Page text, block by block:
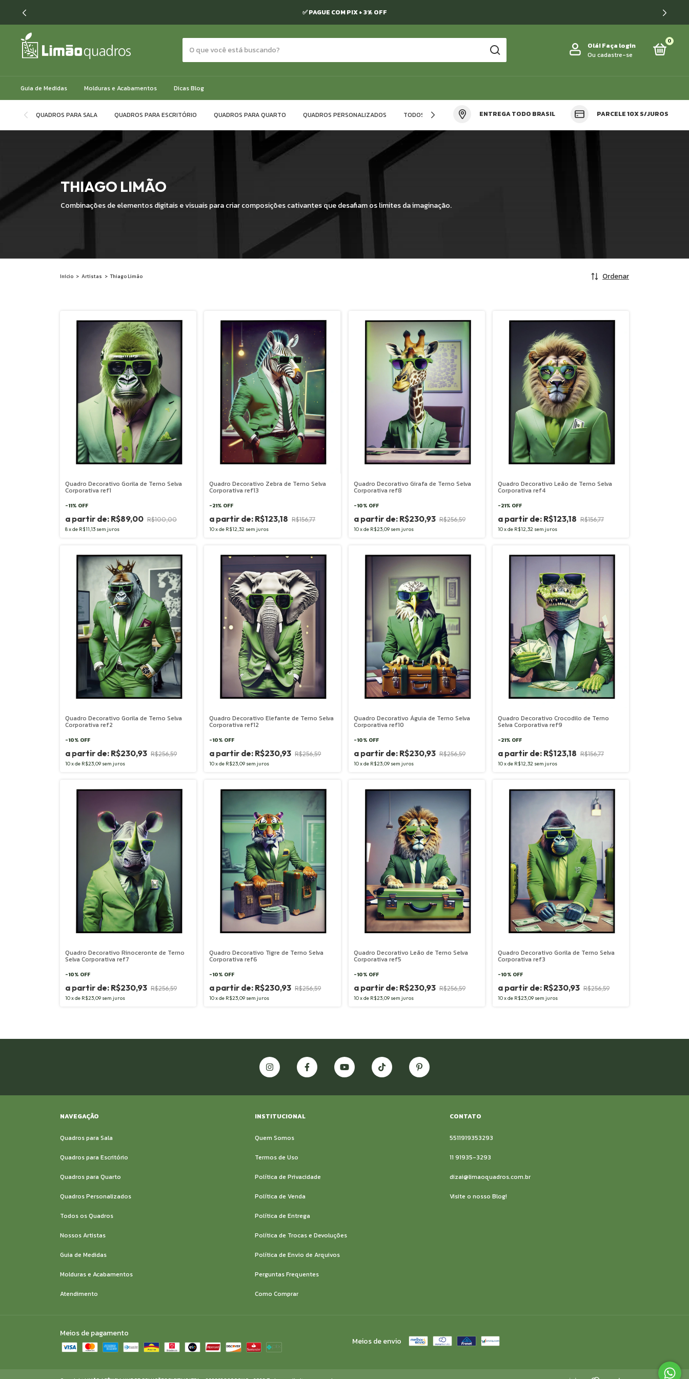
✅ FRETE GRÁTIS: SÃO PAULO, MINAS GERAIS, RIO DE JANEIRO E ESPÍRITO SANTO.😍 SEM VALOR MÍNIMO.
Olá!Faça login
Ou cadastre-se
0
Guia de Medidas Molduras e Acabamentos Dicas Blog
QUADROS PARA SALA QUADROS PARA ESCRITÓRIO QUADROS PARA QUARTO QUADROS PERSONALIZADOS TODOS OS QUADROS ENTREGA TODO BRASIL PARCELE 10X S/JUROS
THIAGO LIMÃO
Combinações de elementos digitais e visuais para criar composições cativantes que desafiam os limites da imaginação.
Início > Artistas > Thiago Limão Ordenar
Quadro Decorativo Gorila de Terno Selva
Corporativa ref1
-11% OFF
R$89,00 R$100,00
8xde R$11,13 sem juros
Quadro Decorativo Zebra de Terno Selva
Corporativa ref13
-21% OFF
R$123,18 R$156,77
10xde R$12,32 sem juros
Quadro Decorativo Girafa de Terno Selva
Corporativa ref8
-10% OFF
R$230,93 R$256,59
10xde R$23,09 sem juros
Quadro Decorativo Leão de Terno Selva
Corporativa ref4
-21% OFF
R$123,18 R$156,77
10xde R$12,32 sem juros
Quadro Decorativo Gorila de Terno Selva
Corporativa ref2
-10% OFF
R$230,93 R$256,59
10xde R$23,09 sem juros
Quadro Decorativo Elefante de Terno Selva
Corporativa ref12
-10% OFF
R$230,93 R$256,59
10xde R$23,09 sem juros
Quadro Decorativo Águia de Terno Selva
Corporativa ref10
-10% OFF
R$230,93 R$256,59
10xde R$23,09 sem juros
Quadro Decorativo Crocodilo de Terno
Selva Corporativa ref9
-21% OFF
R$123,18 R$156,77
10xde R$12,32 sem juros
Quadro Decorativo Rinoceronte de Terno
Selva Corporativa ref7
-10% OFF
R$230,93 R$256,59
10xde R$23,09 sem juros
Quadro Decorativo Tigre de Terno Selva
Corporativa ref6
-10% OFF
R$230,93 R$256,59
10xde R$23,09 sem juros
Quadro Decorativo Leão de Terno Selva
Corporativa ref5
-10% OFF
R$230,93 R$256,59
10xde R$23,09 sem juros
Quadro Decorativo Gorila de Terno Selva
Corporativa ref3
-10% OFF
R$230,93 R$256,59
10xde R$23,09 sem juros
NAVEGAÇÃO
Quadros para Sala
Quadros para Escritório
Quadros para Quarto
Quadros Personalizados
Todos os Quadros
Nossos Artistas
Guia de Medidas
Molduras e Acabamentos
Atendimento
INSTITUCIONAL
Quem Somos
Termos de Uso
Política de Privacidade
Política de Venda
Política de Entrega
Política de Trocas e Devoluções
Política de Envio de Arquivos
Perguntas Frequentes
Como Comprar
CONTATO
5511919353293
11 91935-3293
dizai@limaoquadros.com.br
Visite o nosso Blog!
Meios de pagamento
Meios de envio